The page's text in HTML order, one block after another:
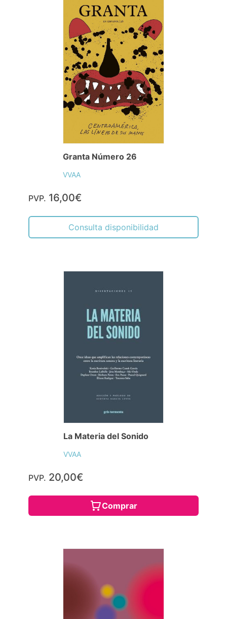
Granta Número 26
VVAA
PVP. 16,00€
Consulta disponibilidad
La Materia del Sonido
VVAA
PVP. 20,00€
Comprar